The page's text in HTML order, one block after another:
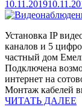
10.11.2019
Установка IP
каналов и 5
частный дом
Подключена
интернет на
Монтаж кабелей
ЧИТАТЬ ДАЛЕЕ